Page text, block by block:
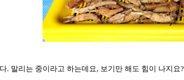
. 말리는 중이라고 하는데요, 보기만 해도 힘이 나지요?